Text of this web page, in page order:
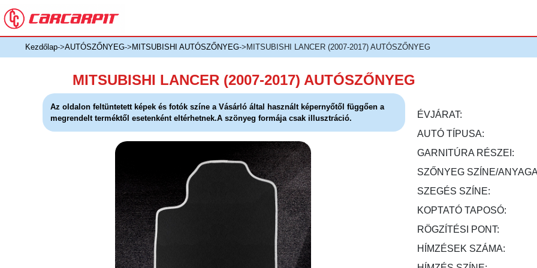
Kezdőlap->AUTÓSZŐNYEG-> MITSUBISHI AUTÓSZŐNYEG->MITSUBISHI LANCER (2007-2017) AUTÓSZŐNYEG
MITSUBISHI LANCER (2007-2017) AUTÓSZŐNYEG
Az oldalon feltüntetett képek és fotók színe a Vásárló által használt képernyőtől függően a
megrendelt terméktől esetenként eltérhetnek.A szönyeg formája csak illusztráció.
ÉVJÁRAT:
AUTÓ TÍPUSA:
GARNITÚRA RÉSZEI:
SZŐNYEG SZÍNE/
SZEGÉS SZÍNE:
KOPTATÓ TAPOSÓ:
RÖGZÍTÉSI PONT:
HÍMZÉSEK SZÁMA: